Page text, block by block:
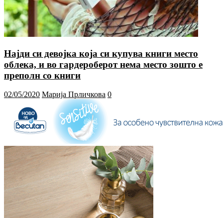
Најди си девојка која си купува книги место
облека, и во гардероберот нема место зошто е
преполн со книги
02/05/2020 Марија Прличкова 0